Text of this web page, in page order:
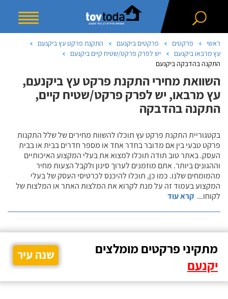
ראשי פרקטים פרקטים ביקנעם
התקנת פרקט עץ ביקנעם
עץ מרבאו ביקנעם
יש לפרק פרקט/שטיח קיים ביקנעם
התקנה בהדבקה ביקנעם
השוואת מחירי התקנת פרקט עץ ביקנעם,
עץ מרבאו, יש לפרק פרקט/שטיח קיים,
התקנה בהדבקה
בקטגוריית התקנת פרקט עץ תוכלו להשוות מחירים של שלל התקנות
פרקט טבעי בין אם מדובר בחדר אחד או מספר חדרים בבית או בבית
העסק. באתר טוב תודה תוכלו למצוא את בעלי המקצוע האיכותיים
וההגונים ביותר. אתם מוזמנים לערוך סינון ולקבל הצעות מחיר
מהמומחים שלנו. כמו כן, תוכלו להיכנס לכרטיסי העסק של בעלי
המקצוע בעמוד זה על מנת לקרוא את המלצות האתר או המלצות של
לקוחו... קרא עוד
מתקיני פרקטים מומלצים
יקנעם
שנה עיר